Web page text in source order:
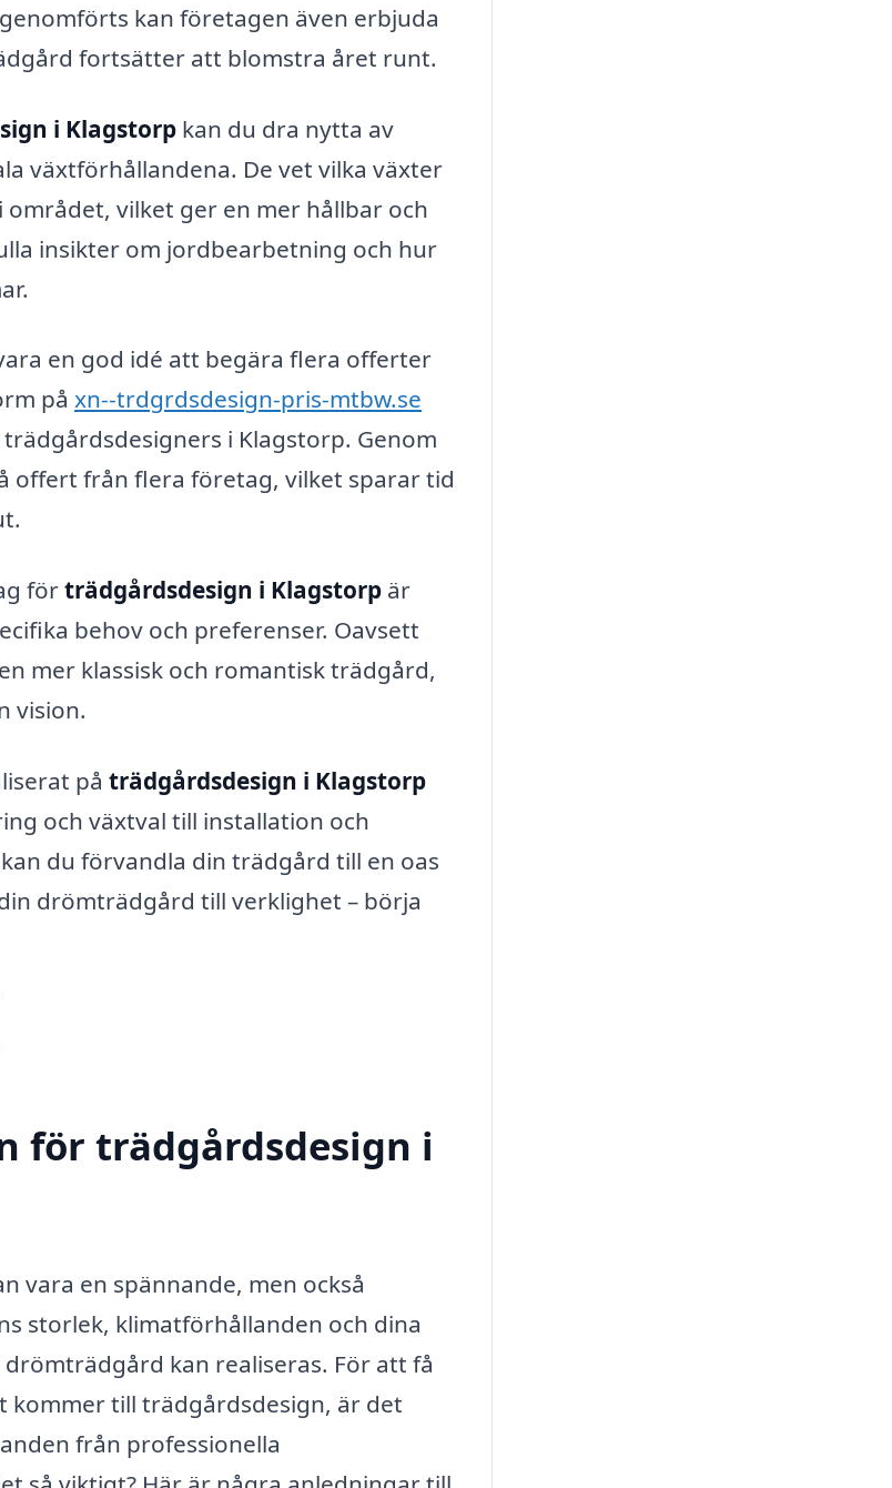
kan företagen även erbjuda
fortsätter att blomstra året runt.
i Klagstorp kan du dra nytta av
växtförhållandena. De vet vilka växter
vilket ger en mer hållbar och
insikter om jordbearbetning och hur
en god idé att begära flera offerter
på xn--trdgrdsdesign-pris-mtbw.se
i Klagstorp. Genom
offert från flera företag, vilket sparar tid
förträdgårdsdesign i Klagstorp är
behov och preferenser. Oavsett
mer klassisk och romantisk trädgård,
vision.
på trädgårdsdesign i Klagstorp
och växtval till installation och
du förvandla din trädgård till en oas
drömträdgård till verklighet – börja
för trädgårdsdesign i
vara en spännande, men också
storlek, klimatförhållanden och dina
kan realiseras. För att få
kommer till trädgårdsdesign, är det
från professionella